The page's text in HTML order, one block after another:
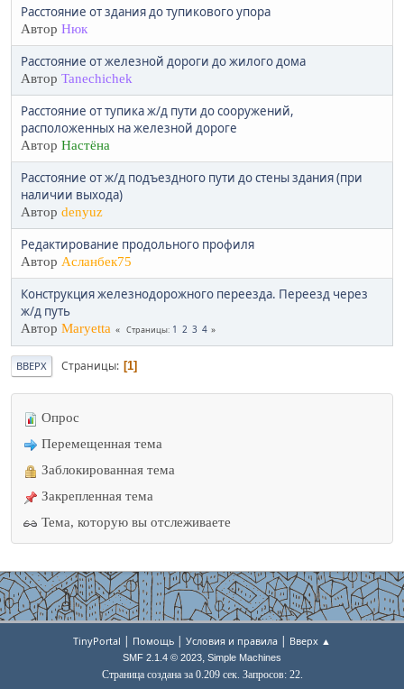
Расстояние от здания до тупикового упора
Автор Нюк
Расстояние от железной дороги до жилого дома
Автор Tanechichek
Расстояние от тупика ж/д пути до сооружений,
расположенных на железной дороге
Автор Настёна
Расстояние от ж/д подъездного пути до стены здания (при
наличии выхода)
Автор denyuz
Редактирование продольного профиля
Автор Асланбек75
Конструкция железнодорожного переезда. Переезд через
ж/д путь
Автор Maryetta Страницы 1 2 3 4
ВВЕРХ Страницы 1
Опрос
Перемещенная тема
Заблокированная тема
Закрепленная тема
Тема, которую вы отслеживаете
TinyPortal | Помощь | Условия и правила | Вверх ▲
SMF 2.1.4 © 2023, Simple Machines
Страница создана за 0.209 сек. Запросов: 22.